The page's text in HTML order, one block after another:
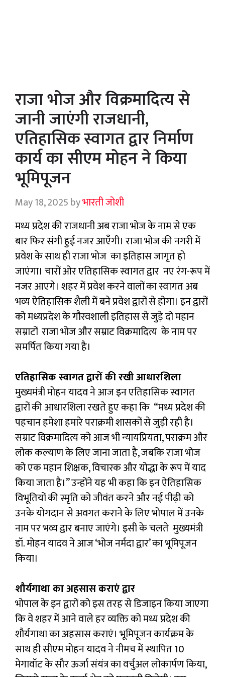
राजा भोज और विक्रमादित्य से
जानी जाएंगी राजधानी,
एतिहासिक स्वागत द्वार निर्माण
कार्य का सीएम मोहन ने किया
भूमिपूजन
May 18, 2025byभारती जोशी
मध्य प्रदेश की राजधानी अब राजा भोज के नाम से एक
बार फिर संगी हुई नजर आएँगी। राजा भोज की नगरी में
प्रवेश के साथ ही राजा भोज का इतिहास जागृत हो
जाएंगा। चारों ओर एतिहासिक स्वागत द्वार नए रंग-रूप में
नजर आएगे। शहर में प्रवेश करने वालों का स्वागत अब
भव्य ऐतिहासिक शैली में बने प्रवेश द्वारों से होगा। इन द्वारों
को मध्यप्रदेश के गौरवशाली इतिहास से जुड़े दो महान
सम्राटों राजा भोज और सम्राट विक्रमादित्य के नाम पर
समर्पित किया गया है।
एतिहासिक स्वागत द्वारों की रखी आधारशिला
मुख्यमंत्री मोहन यादव ने आज इन एतिहासिक स्वागत
द्वारों की आधारशिला रखते हुए कहा कि “मध्य प्रदेश की
पहचान हमेशा हमारे पराक्रमी शासकों से जुड़ी रही है।
सम्राट विक्रमादित्य को आज भी न्यायप्रियता, पराक्रम और
लोक कल्याण के लिए जाना जाता है, जबकि राजा भोज
को एक महान शिक्षक, विचारक और योद्धा के रूप में याद
किया जाता है।” उन्होंने यह भी कहा कि इन ऐतिहासिक
विभूतियों की स्मृति को जीवंत करने और नई पीढ़ी को
उनके योगदान से अवगत कराने के लिए भोपाल में उनके
नाम पर भव्य द्वार बनाए जाएंगे। इसी के चलते मुख्यमंत्री
डॉ. मोहन यादव ने आज ‘भोज नर्मदा द्वार’ का भूमिपूजन
किया।
शौर्यगाथा का अहसास कराएं द्वार
भोपाल के इन द्वारों को इस तरह से डिजाइन किया जाएगा
कि वे शहर में आने वाले हर व्यक्ति को मध्य प्रदेश की
शौर्यगाथा का अहसास कराएं। भूमिपूजन कार्यक्रम के
साथ ही सीएम मोहन यादव ने नीमच में स्थापित 10
मेगावॉट के सौर ऊर्जा संयंत्र का वर्चुअल लोकार्पण किया,